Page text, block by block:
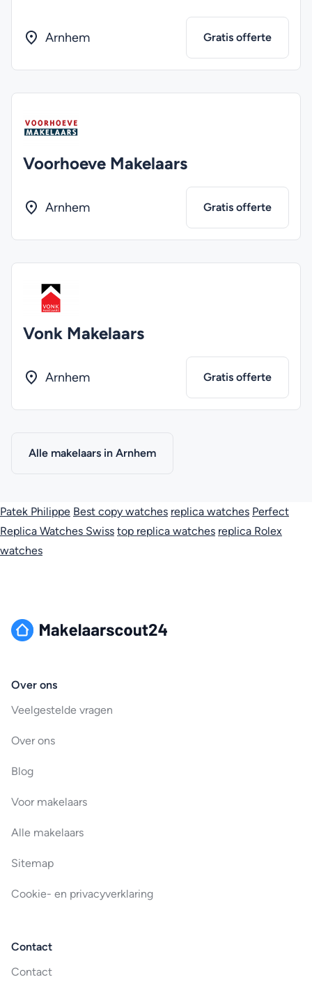
Arnhem Gratis offerte
Voorhoeve Makelaars
Arnhem Gratis offerte
Vonk Makelaars
Arnhem Gratis offerte
Alle makelaars in Arnhem
Patek Philippe Best copy watches replica watches Perfect
Replica Watches Swiss top replica watches replica Rolex
watches
Over ons
Veelgestelde vragen
Over ons
Blog
Voor makelaars
Alle makelaars
Sitemap
Cookie- en privacyverklaring
Contact
Contact